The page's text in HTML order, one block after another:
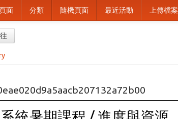
面 分類 隨機頁面 最近活動 上傳檔案